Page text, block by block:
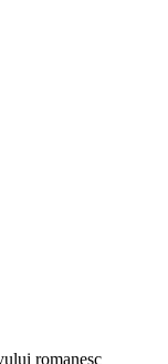
romanesc